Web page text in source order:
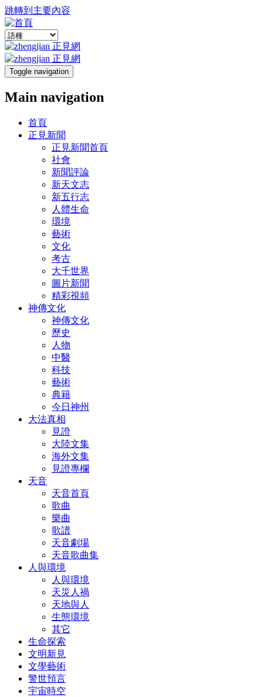
跳轉到主要內容
Toggle navigation
Main navigation
首頁
正見新聞
正見新聞首頁
社會
新聞評論
新天文志
新五行志
人體生命
環境
藝術
文化
考古
大千世界
圖片新聞
精彩視頻
神傳文化
神傳文化
歷史
人物
中醫
科技
藝術
典籍
今日神州
大法真相
見證
大陸文集
海外文集
見證專欄
天音
天音首頁
歌曲
樂曲
歌譜
天音劇場
天音歌曲集
人與環境
人與環境
天災人禍
天地與人
生態環境
其它
生命探索
文明新見
文學藝術
警世預言
宇宙時空